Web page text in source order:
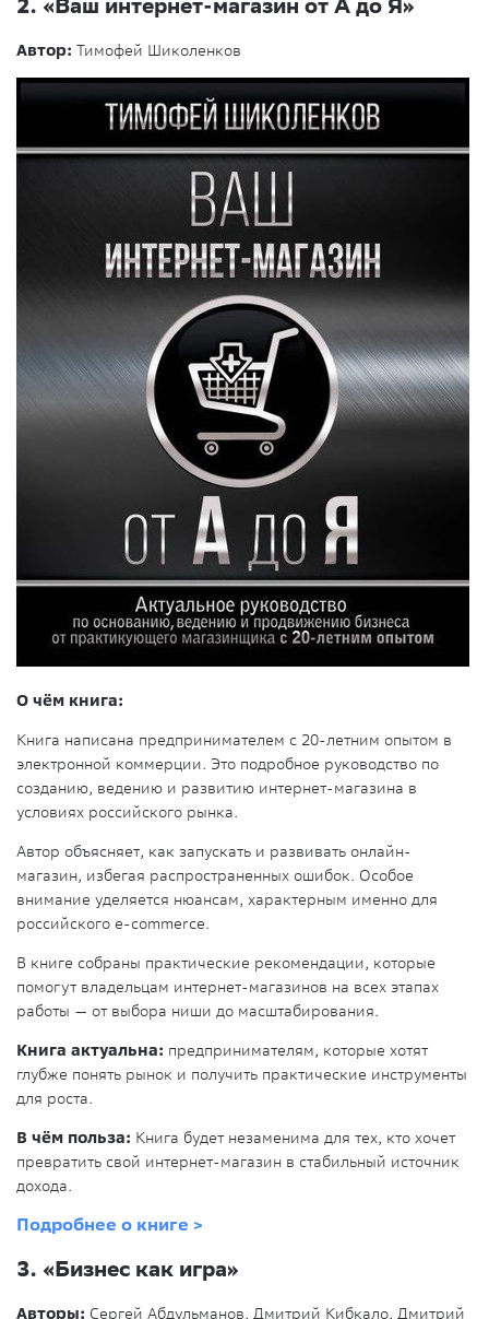
2. «Ваш интернет-магазин от А до Я»
Автор: Тимофей Шиколенков
О чём книга:
Книга написана предпринимателем с 20-летним опытом в
электронной коммерции. Это подробное руководство по
созданию, ведению и развитию интернет-магазина в
условиях российского рынка.
Автор объясняет, как запускать и развивать онлайн-
магазин, избегая распространенных ошибок. Особое
внимание уделяется нюансам, характерным именно для
российского e-commerce.
В книге собраны практические рекомендации, которые
помогут владельцам интернет-магазинов на всех этапах
работы — от выбора ниши до масштабирования.
Книга актуальна: предпринимателям, которые хотят
глубже понять рынок и получить практические инструменты
для роста.
В чём польза: Книга будет незаменима для тех, кто хочет
превратить свой интернет-магазин в стабильный источник
дохода.
Подробнее о книге >
3. «Бизнес как игра»
Авторы: Сергей Абдульманов, Дмитрий Кибкало, Дмитрий